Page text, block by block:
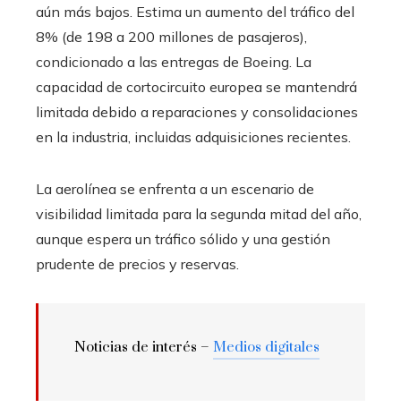
aún más bajos. Estima un aumento del tráfico del
8% (de 198 a 200 millones de pasajeros),
condicionado a las entregas de Boeing. La
capacidad de cortocircuito europea se mantendrá
limitada debido a reparaciones y consolidaciones
en la industria, incluidas adquisiciones recientes.
La aerolínea se enfrenta a un escenario de
visibilidad limitada para la segunda mitad del año,
aunque espera un tráfico sólido y una gestión
prudente de precios y reservas.
Noticias de interés – Medios digitales